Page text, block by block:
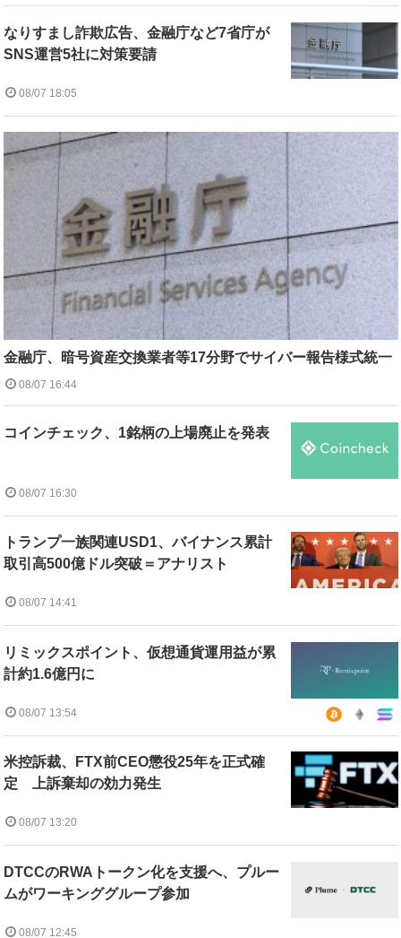
なりすまし詐欺広告、金融庁など7省庁が
SNS運営5社に対策要請
08/07 18:05
金融庁、暗号資産交換業者等17分野でサイバー報告様式統一
08/07 16:44
コインチェック、1銘柄の上場廃止を発表
08/07 16:30
トランプ一族関連USD1、バイナンス累計
取引高500億ドル突破＝アナリスト
08/07 14:41
リミックスポイント、仮想通貨運用益が累
計約1.6億円に
08/07 13:54
米控訴裁、FTX前CEO懲役25年を正式確
定 上訴棄却の効力発生
08/07 13:20
DTCCのRWAトークン化を支援へ、プルー
ムがワーキンググループ参加
08/07 12:45